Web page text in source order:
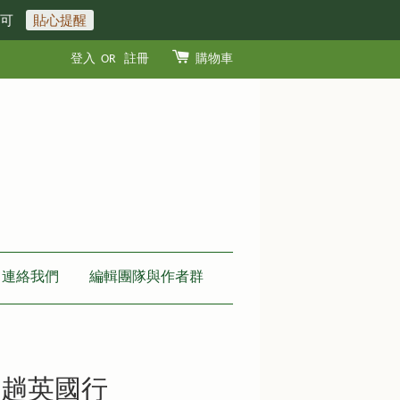
貼心提醒
登入 OR 註冊 購物車
連絡我們 編輯團隊與作者群
英國行